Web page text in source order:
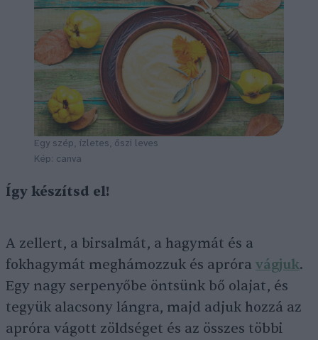
Egy szép, ízletes, őszi leves
Kép: canva
Így készítsd el!
A zellert, a birsalmát, a hagymát és a
fokhagymát meghámozzuk és apróra vágjuk.
Egy nagy serpenyőbe öntsünk bő olajat, és
tegyük alacsony lángra, majd adjuk hozzá az
apróra vágott zöldséget és az összes többi